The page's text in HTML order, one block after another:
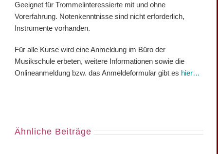
Geeignet für Trommelinteressierte mit und ohne
Vorerfahrung. Notenkenntnisse sind nicht erforderlich,
Instrumente vorhanden.
Für alle Kurse wird eine Anmeldung im Büro der
Musikschule erbeten, weitere Informationen sowie die
Onlineanmeldung bzw. das Anmeldeformular gibt es hier…
Ähnliche Beiträge